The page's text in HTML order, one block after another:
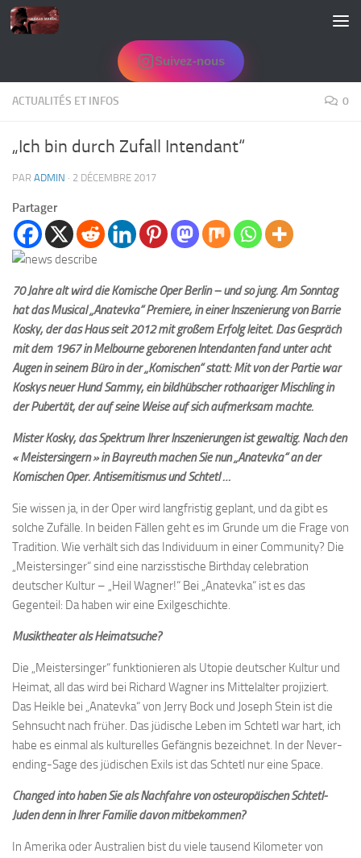
Skip to content
Suivez-nous
ACTUALITÉS ET INFOS 0
„Ich bin durch Zufall Intendant“
PAR ADMIN · 2 DÉCEMBRE 2017
Partager
70 Jahre alt wird die Komische Oper Berlin – und so jung. Am Sonntag
hat das Musical „Anatevka“ Premiere, in einer Inszenierung von Barrie
Kosky, der das Haus seit 2012 mit großem Erfolg leitet. Das Gespräch
mit dem 1967 in Melbourne geborenen Intendanten fand unter acht
Augen in seinem Büro in der „Komischen“ statt: Mit von der Partie war
Koskys neuer Hund Sammy, ein bildhübscher rothaariger Mischling in
der Pubertät, der auf seine Weise auf sich aufmerksam machte.
Mister Kosky, das Spektrum Ihrer Inszenierungen ist gewaltig. Nach den
« Meistersingern » in Bayreuth machen Sie nun „Anatevka“ an der
Komischen Oper. Antisemitismus und Schtetl …
Sie wissen ja, in der Oper wird langfristig geplant, und da gibt es
solche Zufälle. In beiden Fällen geht es im Grunde um die Frage von
Tradition. Wie verhält sich das Individuum in einer Community? Die
„Meistersinger“ sind eine narzisstische Birthday celebration
deutscher Kultur – „Heil Wagner!“ Bei „Anatevka“ ist es das
Gegenteil: Da haben wir eine Exilgeschichte.
Musiktheater als Heimatsuche?
Die „Meistersinger“ funktionieren als Utopie deutscher Kultur und
Heimat, all das wird bei Richard Wagner ins Mittelalter projiziert.
Das Heikle bei „Anatevka“ von Jerry Bock und Joseph Stein ist die
Sehnsucht nach früher. Das jüdische Leben im Schtetl war hart, ich
habe es einmal als kulturelles Gefängnis bezeichnet. In der Never-
ending-Sage des jüdischen Exils ist das Schtetl nur eine Space.
Changed into haben Sie als Nachfahre von osteuropäischen Schtetl-
Juden denn in Ihrer Familie davon mitbekommen?
In Amerika oder Australien bist du viele tausend Kilometer von